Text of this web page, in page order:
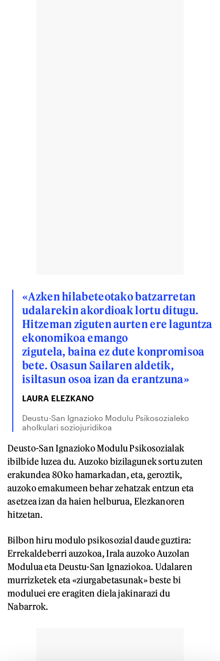
«Azken hilabeteotako batzarretan
udalarekin akordioak lortu ditugu.
Hitzeman ziguten aurten ere laguntza
ekonomikoa emango
zigutela, baina ez dute konpromisoa
bete. Osasun Sailaren aldetik,
isiltasun osoa izan da erantzuna»
LAURA ELEZKANO
Deustu-San Ignazioko Modulu Psikosozialeko
aholkulari soziojuridikoa
Deusto-San Ignazioko Modulu Psikosozialak
ibilbide luzea du. Auzoko bizilagunek sortu zuten
erakundea 80ko hamarkadan, eta, geroztik,
auzoko emakumeen behar zehatzak entzun eta
asetzea izan da haien helburua, Elezkanoren
hitzetan.
Bilbon hiru modulo psikosozial daude guztira:
Errekaldeberri auzokoa, Irala auzoko Auzolan
Modulua eta Deustu-San Ignaziokoa. Udalaren
murrizketek eta «ziurgabetasunak» beste bi
moduluei ere eragiten diela jakinarazi du
Nabarrok.